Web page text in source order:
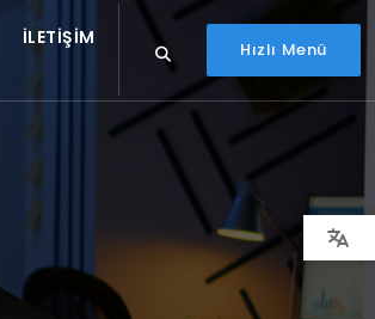
İLETIŞIM
Hızlı Menü